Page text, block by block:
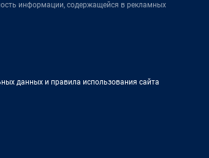
информации, содержащейся в рекламных
данных и правила использования сайта